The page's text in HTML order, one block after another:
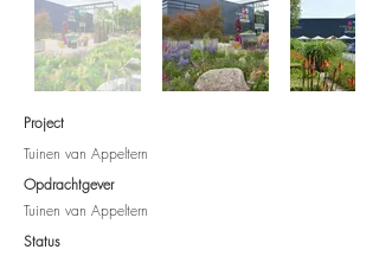
Project
Tuinen van Appeltern
Opdrachtgever​
Tuinen van Appeltern
Status